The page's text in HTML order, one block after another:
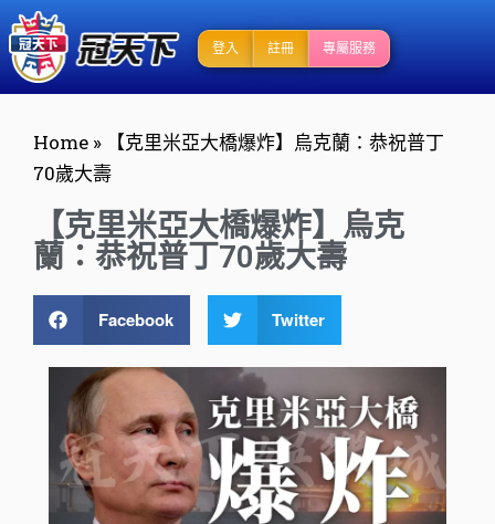
登入 註冊 專屬服務
Home »
【克里米亞大橋爆炸】烏克蘭：恭祝普丁
70歲大壽
【克里米亞大橋爆炸】烏克
蘭：恭祝普丁70歲大壽
Facebook Twitter